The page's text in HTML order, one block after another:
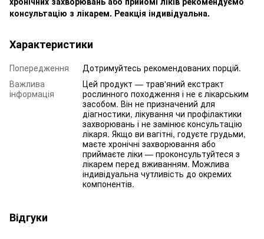
консультацію з лікарем. Реакція індивідуальна.
Характеристики
Попередження
Дотримуйтесь рекомендованих порцій.
Важлива
інформація
Цей продукт — трав'яний екстракт
рослинного походження і не є лікарським
засобом. Він не призначений для
діагностики, лікування чи профілактики
захворювань і не замінює консультацію
лікаря. Якщо ви вагітні, годуєте грудьми,
маєте хронічні захворювання або
приймаєте ліки — проконсультуйтеся з
лікарем перед вживанням. Можлива
індивідуальна чутливість до окремих
компонентів.
Відгуки